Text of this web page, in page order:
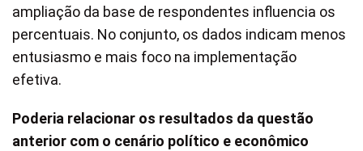
ampliação da base de respondentes influencia os
percentuais. No conjunto, os dados indicam menos
entusiasmo e mais foco na implementação
efetiva.
Poderia relacionar os resultados da questão
anterior com o cenário político e econômico